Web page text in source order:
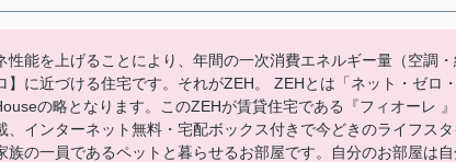
能を上げることにより、年間の一次消費エネルギー量（空調
に近づける住宅です。それがZEH。 ZEHとは「ネット・ゼロ
の略となります。このZEHが賃貸住宅である『フィオーレ 』
インターネット無料・宅配ボックス付きで今どきのライフス
の一員であるペットと暮らせるお部屋です。自分のお部屋は